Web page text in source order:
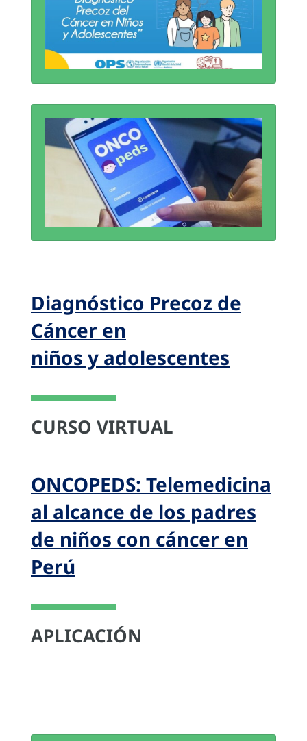
Diagnóstico Precoz de
Cáncer en
niños y adolescentes
CURSO VIRTUAL
ONCOPEDS: Telemedicina
al alcance de los padres
de niños con cáncer en
Perú
APLICACIÓN